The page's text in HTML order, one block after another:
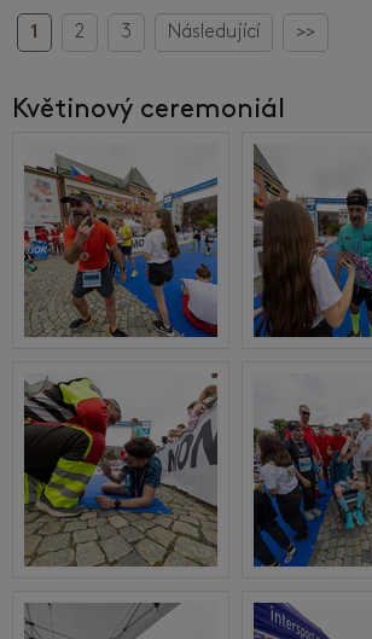
1 2 3 Následující >>
Květinový ceremoniál